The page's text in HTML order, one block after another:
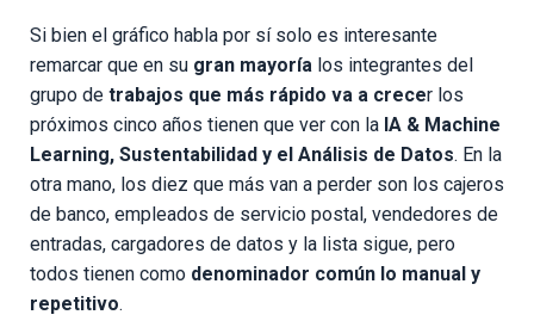
Si bien el gráfico habla por sí solo es interesante
remarcar que en su gran mayoría los integrantes del
grupo de trabajos que más rápido va a crecer los
próximos cinco años tienen que ver con la IA & Machine
Learning, Sustentabilidad y el Análisis de Datos. En la
otra mano, los diez que más van a perder son los cajeros
de banco, empleados de servicio postal, vendedores de
entradas, cargadores de datos y la lista sigue, pero
todos tienen como denominador común lo manual y
repetitivo.